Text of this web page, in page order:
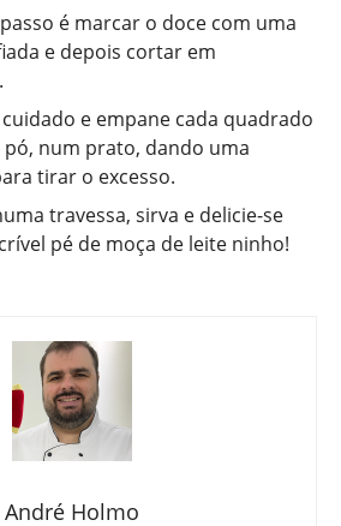
é marcar o doce com uma
e depois cortar em
e empane cada quadrado
pó, num prato, dando uma
tirar o excesso.
travessa, sirva e delicie-se
pé de moça de leite ninho!
André Holmo